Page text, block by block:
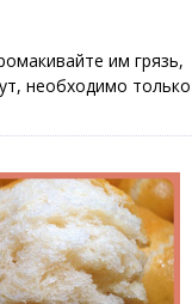
им грязь,
необходимо только